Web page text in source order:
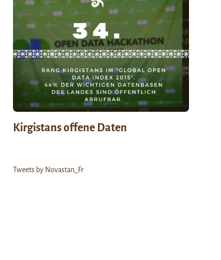
Kirgistans offene Daten
Tweets by Novastan_Fr